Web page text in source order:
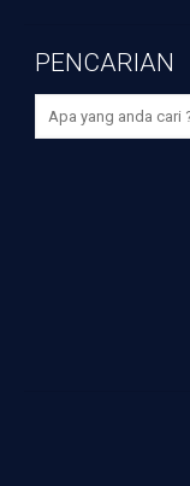
PENCARIAN